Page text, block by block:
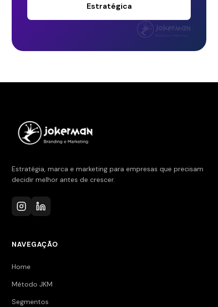
Estratégica
Estratégia, marca e marketing para empresas que precisam
decidir melhor antes de crescer.
NAVEGAÇÃO
Home
Método JKM
Segmentos